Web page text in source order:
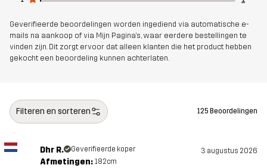
Artikelnummer 11215_2891
Geverifieerde beoordelingen worden ingediend via automatische e-
mails na aankoop of via Mijn Pagina's, waar eerdere bestellingen te
vinden zijn. Dit zorgt ervoor dat alleen klanten die het product hebben
gekocht een beoordeling kunnen achterlaten.
Filteren en sorteren 125 Beoordelingen
Dhr R. Geverifieerde koper 3 augustus 2026
Afmetingen: 182cm